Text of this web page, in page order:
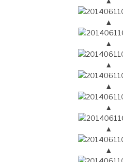
▲
▲
▲
▲
▲
▲
▲